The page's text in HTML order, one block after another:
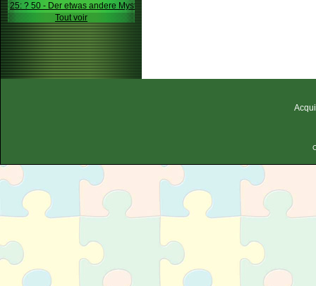
25: ? 50 - Der etwas andere Mystery
Tout voir